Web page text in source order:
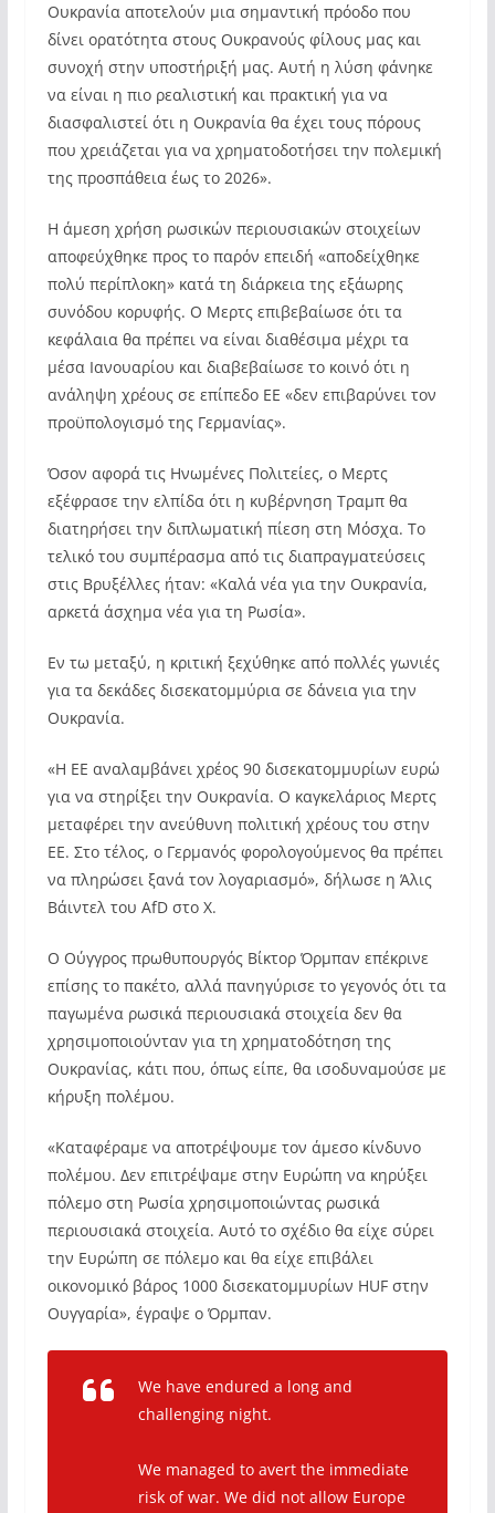
Ουκρανία αποτελούν μια σημαντική πρόοδο που
δίνει ορατότητα στους Ουκρανούς φίλους μας και
συνοχή στην υποστήριξή μας. Αυτή η λύση φάνηκε
να είναι η πιο ρεαλιστική και πρακτική για να
διασφαλιστεί ότι η Ουκρανία θα έχει τους πόρους
που χρειάζεται για να χρηματοδοτήσει την πολεμική
της προσπάθεια έως το 2026».
Η άμεση χρήση ρωσικών περιουσιακών στοιχείων
αποφεύχθηκε προς το παρόν επειδή «αποδείχθηκε
πολύ περίπλοκη» κατά τη διάρκεια της εξάωρης
συνόδου κορυφής. Ο Μερτς επιβεβαίωσε ότι τα
κεφάλαια θα πρέπει να είναι διαθέσιμα μέχρι τα
μέσα Ιανουαρίου και διαβεβαίωσε το κοινό ότι η
ανάληψη χρέους σε επίπεδο ΕΕ «δεν επιβαρύνει τον
προϋπολογισμό της Γερμανίας».
Όσον αφορά τις Ηνωμένες Πολιτείες, ο Μερτς
εξέφρασε την ελπίδα ότι η κυβέρνηση Τραμπ θα
διατηρήσει την διπλωματική πίεση στη Μόσχα. Το
τελικό του συμπέρασμα από τις διαπραγματεύσεις
στις Βρυξέλλες ήταν: «Καλά νέα για την Ουκρανία,
αρκετά άσχημα νέα για τη Ρωσία».
Εν τω μεταξύ, η κριτική ξεχύθηκε από πολλές γωνιές
για τα δεκάδες δισεκατομμύρια σε δάνεια για την
Ουκρανία.
«Η ΕΕ αναλαμβάνει χρέος 90 δισεκατομμυρίων ευρώ
για να στηρίξει την Ουκρανία. Ο καγκελάριος Μερτς
μεταφέρει την ανεύθυνη πολιτική χρέους του στην
ΕΕ. Στο τέλος, ο Γερμανός φορολογούμενος θα πρέπει
να πληρώσει ξανά τον λογαριασμό», δήλωσε η Άλις
Βάιντελ του AfD στο X.
Ο Ούγγρος πρωθυπουργός Βίκτορ Όρμπαν επέκρινε
επίσης το πακέτο, αλλά πανηγύρισε το γεγονός ότι τα
παγωμένα ρωσικά περιουσιακά στοιχεία δεν θα
χρησιμοποιούνταν για τη χρηματοδότηση της
Ουκρανίας, κάτι που, όπως είπε, θα ισοδυναμούσε με
κήρυξη πολέμου.
«Καταφέραμε να αποτρέψουμε τον άμεσο κίνδυνο
πολέμου. Δεν επιτρέψαμε στην Ευρώπη να κηρύξει
πόλεμο στη Ρωσία χρησιμοποιώντας ρωσικά
περιουσιακά στοιχεία. Αυτό το σχέδιο θα είχε σύρει
την Ευρώπη σε πόλεμο και θα είχε επιβάλει
οικονομικό βάρος 1000 δισεκατομμυρίων HUF στην
Ουγγαρία», έγραψε ο Όρμπαν.
We have endured a long and
challenging night.
We managed to avert the immediate
risk of war. We did not allow Europe